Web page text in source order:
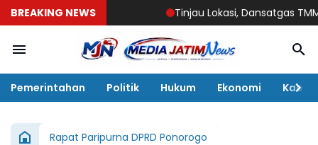
BREAKING NEWS Tinjau Lokasi, Dansatgas TMMD
Pemerintahan Politik Hukum Ekonomi Kabar
Rapat Paripurna DPRD Ponorogo